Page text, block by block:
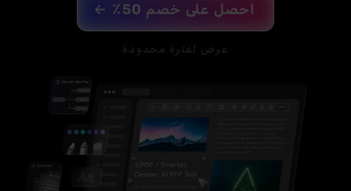
احصل على خصم 50٪
عرض لفترة محدودة